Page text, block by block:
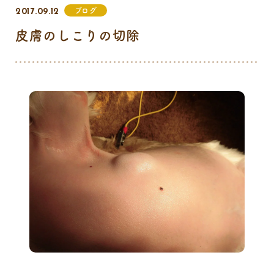
9:00 - 12:00
16:00 - 19:00
2017.09.12 ブログ
皮膚のしこりの切除